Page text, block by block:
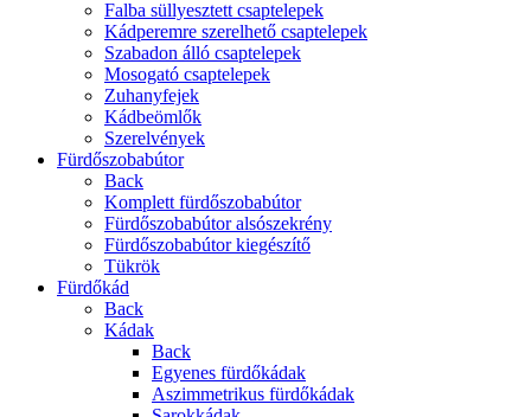
Falba süllyesztett csaptelepek
Kádperemre szerelhető csaptelepek
Szabadon álló csaptelepek
Mosogató csaptelepek
Zuhanyfejek
Kádbeömlők
Szerelvények
Fürdőszobabútor
Back
Komplett fürdőszobabútor
Fürdőszobabútor alsószekrény
Fürdőszobabútor kiegészítő
Tükrök
Fürdőkád
Back
Kádak
Back
Egyenes fürdőkádak
Aszimmetrikus fürdőkádak